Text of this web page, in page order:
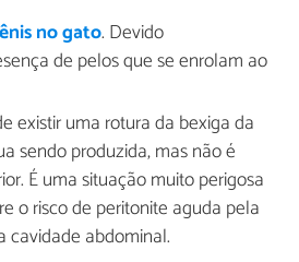
no gato. Devido
de pelos que se enrolam ao
existir uma rotura da bexiga da
sendo produzida, mas não é
É uma situação muito perigosa
o risco de peritonite aguda pela
cavidade abdominal.